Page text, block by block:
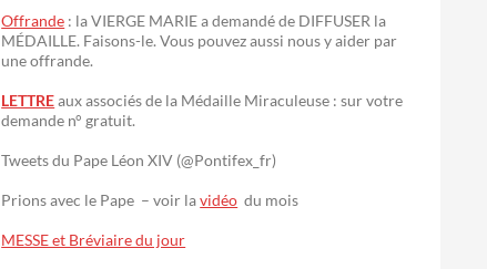
Offrande : la VIERGE MARIE a demandé de DIFFUSER la
MÉDAILLE. Faisons-le. Vous pouvez aussi nous y aider par
une offrande.
LETTREaux associés de la Médaille Miraculeuse : sur votre
demande n° gratuit.
Tweets du Pape Léon XIV (@Pontifex_fr)
Prions avec le Pape – voir lavidéo du mois
MESSE et Bréviaire du jour